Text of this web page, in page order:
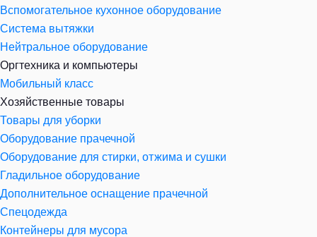
Вспомогательное кухонное оборудование
Система вытяжки
Нейтральное оборудование
Оргтехника и компьютеры
Мобильный класс
Хозяйственные товары
Товары для уборки
Оборудование прачечной
Оборудование для стирки, отжима и сушки
Гладильное оборудование
Дополнительное оснащение прачечной
Спецодежда
Контейнеры для мусора